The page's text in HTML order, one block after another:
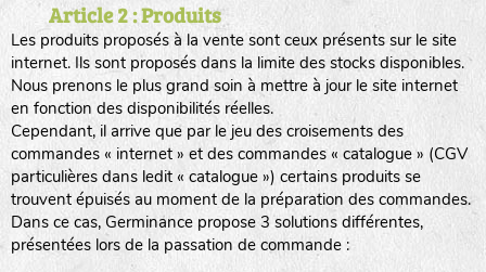
Article 2 : Produits
Les produits proposés à la vente sont ceux présents sur le site
internet. Ils sont proposés dans la limite des stocks disponibles.
Nous prenons le plus grand soin à mettre à jour le site internet
en fonction des disponibilités réelles.
Cependant, il arrive que par le jeu des croisements des
commandes « internet » et des commandes « catalogue » (CGV
particulières dans ledit « catalogue ») certains produits se
trouvent épuisés au moment de la préparation des commandes.
Dans ce cas, Germinance propose 3 solutions différentes,
présentées lors de la passation de commande :